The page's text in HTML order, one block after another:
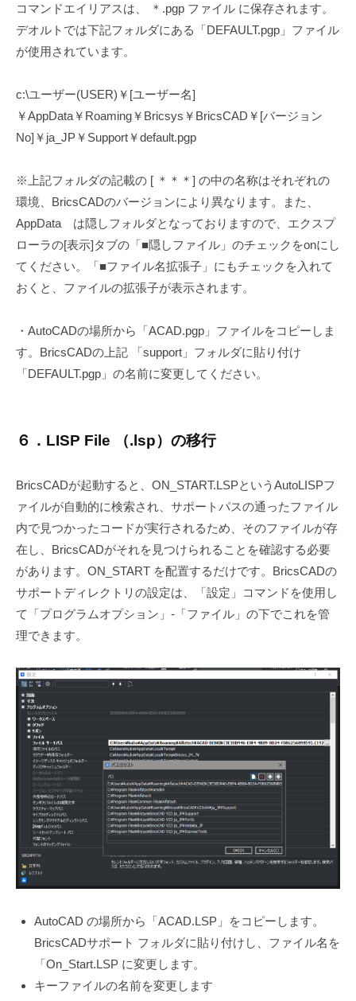
コマンドエイリアスは、 ＊.pgp ファイル に保存されます。
デオルトでは下記フォルダにある「DEFAULT.pgp」ファイル
が使用されています。
c:\ユーザー(USER)￥[ユーザー名]
￥AppData￥Roaming￥Bricsys￥BricsCAD￥[バージョン
No]￥ja_JP￥Support￥default.pgp
※上記フォルダの記載の [ ＊＊＊] の中の名称はそれぞれの
環境、BricsCADのバージョンにより異なります。また、
AppData は隠しフォルダとなっておりますので、エクスプ
ローラの[表示]タブの「■隠しファイル」のチェックをonにし
てください。「■ファイル名拡張子」にもチェックを入れて
おくと、ファイルの拡張子が表示されます。
・AutoCADの場所から「ACAD.pgp」ファイルをコピーしま
す。BricsCADの上記 「support」フォルダに貼り付け
「DEFAULT.pgp」の名前に変更してください。
６．LISP File （.lsp）の移行
BricsCADが起動すると、ON_START.LSPというAutoLISPフ
ァイルが自動的に検索され、サポートパスの通ったファイル
内で見つかったコードが実行されるため、そのファイルが存
在し、BricsCADがそれを見つけられることを確認する必要
があります。ON_START を配置するだけです。BricsCADの
サポートディレクトリの設定は、「設定」コマンドを使用し
て「プログラムオプション」-「ファイル」の下でこれを管
理できます。
AutoCAD の場所から「ACAD.LSP」をコピーします。
BricsCADサポート フォルダに貼り付けし、ファイル名を
「On_Start.LSP に変更します。
キーファイルの名前を変更します